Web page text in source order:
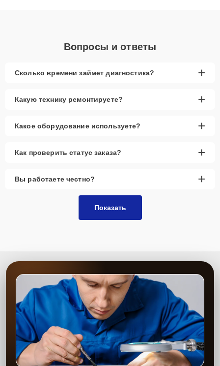
Вопросы и ответы
Сколько времени займет диагностика? +
Какую технику ремонтируете? +
Какое оборудование используете? +
Как проверить статус заказа? +
Вы работаете честно? +
Показать